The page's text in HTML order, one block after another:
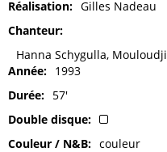
Réalisation
Gilles Nadeau
Chanteur
Hanna Schygulla,
Année
1993
Durée
57'
Double disque
Couleur / N&B
couleur